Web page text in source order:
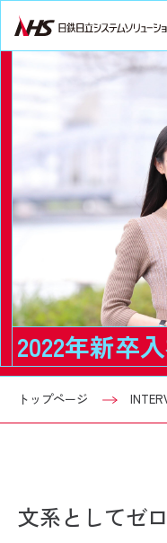
2022年新卒
トップページ
文系としてゼ